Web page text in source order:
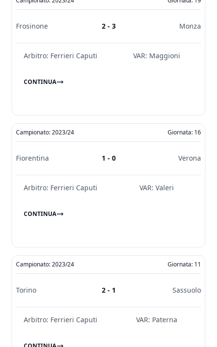
Frosinone 2 - 3 Monza
Arbitro: Ferrieri Caputi VAR: Maggioni
CONTINUA
Campionato: 2023/24 Giornata: 16
Fiorentina 1 - 0 Verona
Arbitro: Ferrieri Caputi VAR: Valeri
CONTINUA
Campionato: 2023/24 Giornata: 11
Torino 2 - 1 Sassuolo
Arbitro: Ferrieri Caputi VAR: Paterna